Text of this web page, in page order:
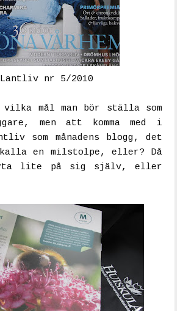
Lantliv nr 5/2010
mål man bör ställa som
men att komma med i
som månadens blogg, det
kalla en milstolpe, eller? Då
lite på sig själv, eller